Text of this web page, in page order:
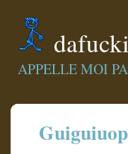
APPELLE MOI